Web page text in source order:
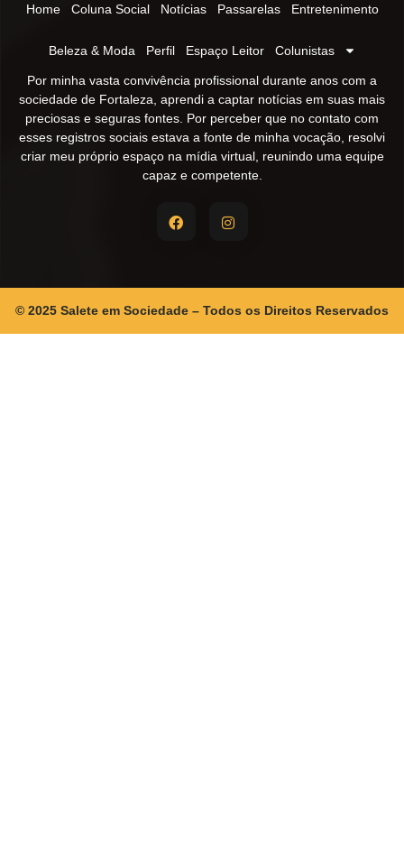
Home Coluna Social Notícias Passarelas Entretenimento
Beleza & Moda Perfil Espaço Leitor Colunistas
Por minha vasta convivência profissional durante anos com a
sociedade de Fortaleza, aprendi a captar notícias em suas mais
preciosas e seguras fontes. Por perceber que no contato com
esses registros sociais estava a fonte de minha vocação, resolvi
criar meu próprio espaço na mídia virtual, reunindo uma equipe
capaz e competente.
© 2025 Salete em Sociedade – Todos os Direitos Reservados